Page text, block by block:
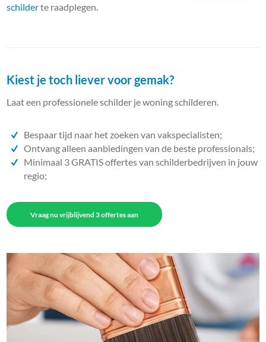
schilderte raadplegen.
Kiest je toch liever voor gemak?
Laat een professionele schilder je woning schilderen.
Bespaar tijd naar het zoeken van vakspecialisten;
Ontvang alleen aanbiedingen van de beste professionals;
Minimaal 3 GRATIS offertes van schilderbedrijven in jouw
regio;
Vraag nu vrijblijvend 3 offertes aan